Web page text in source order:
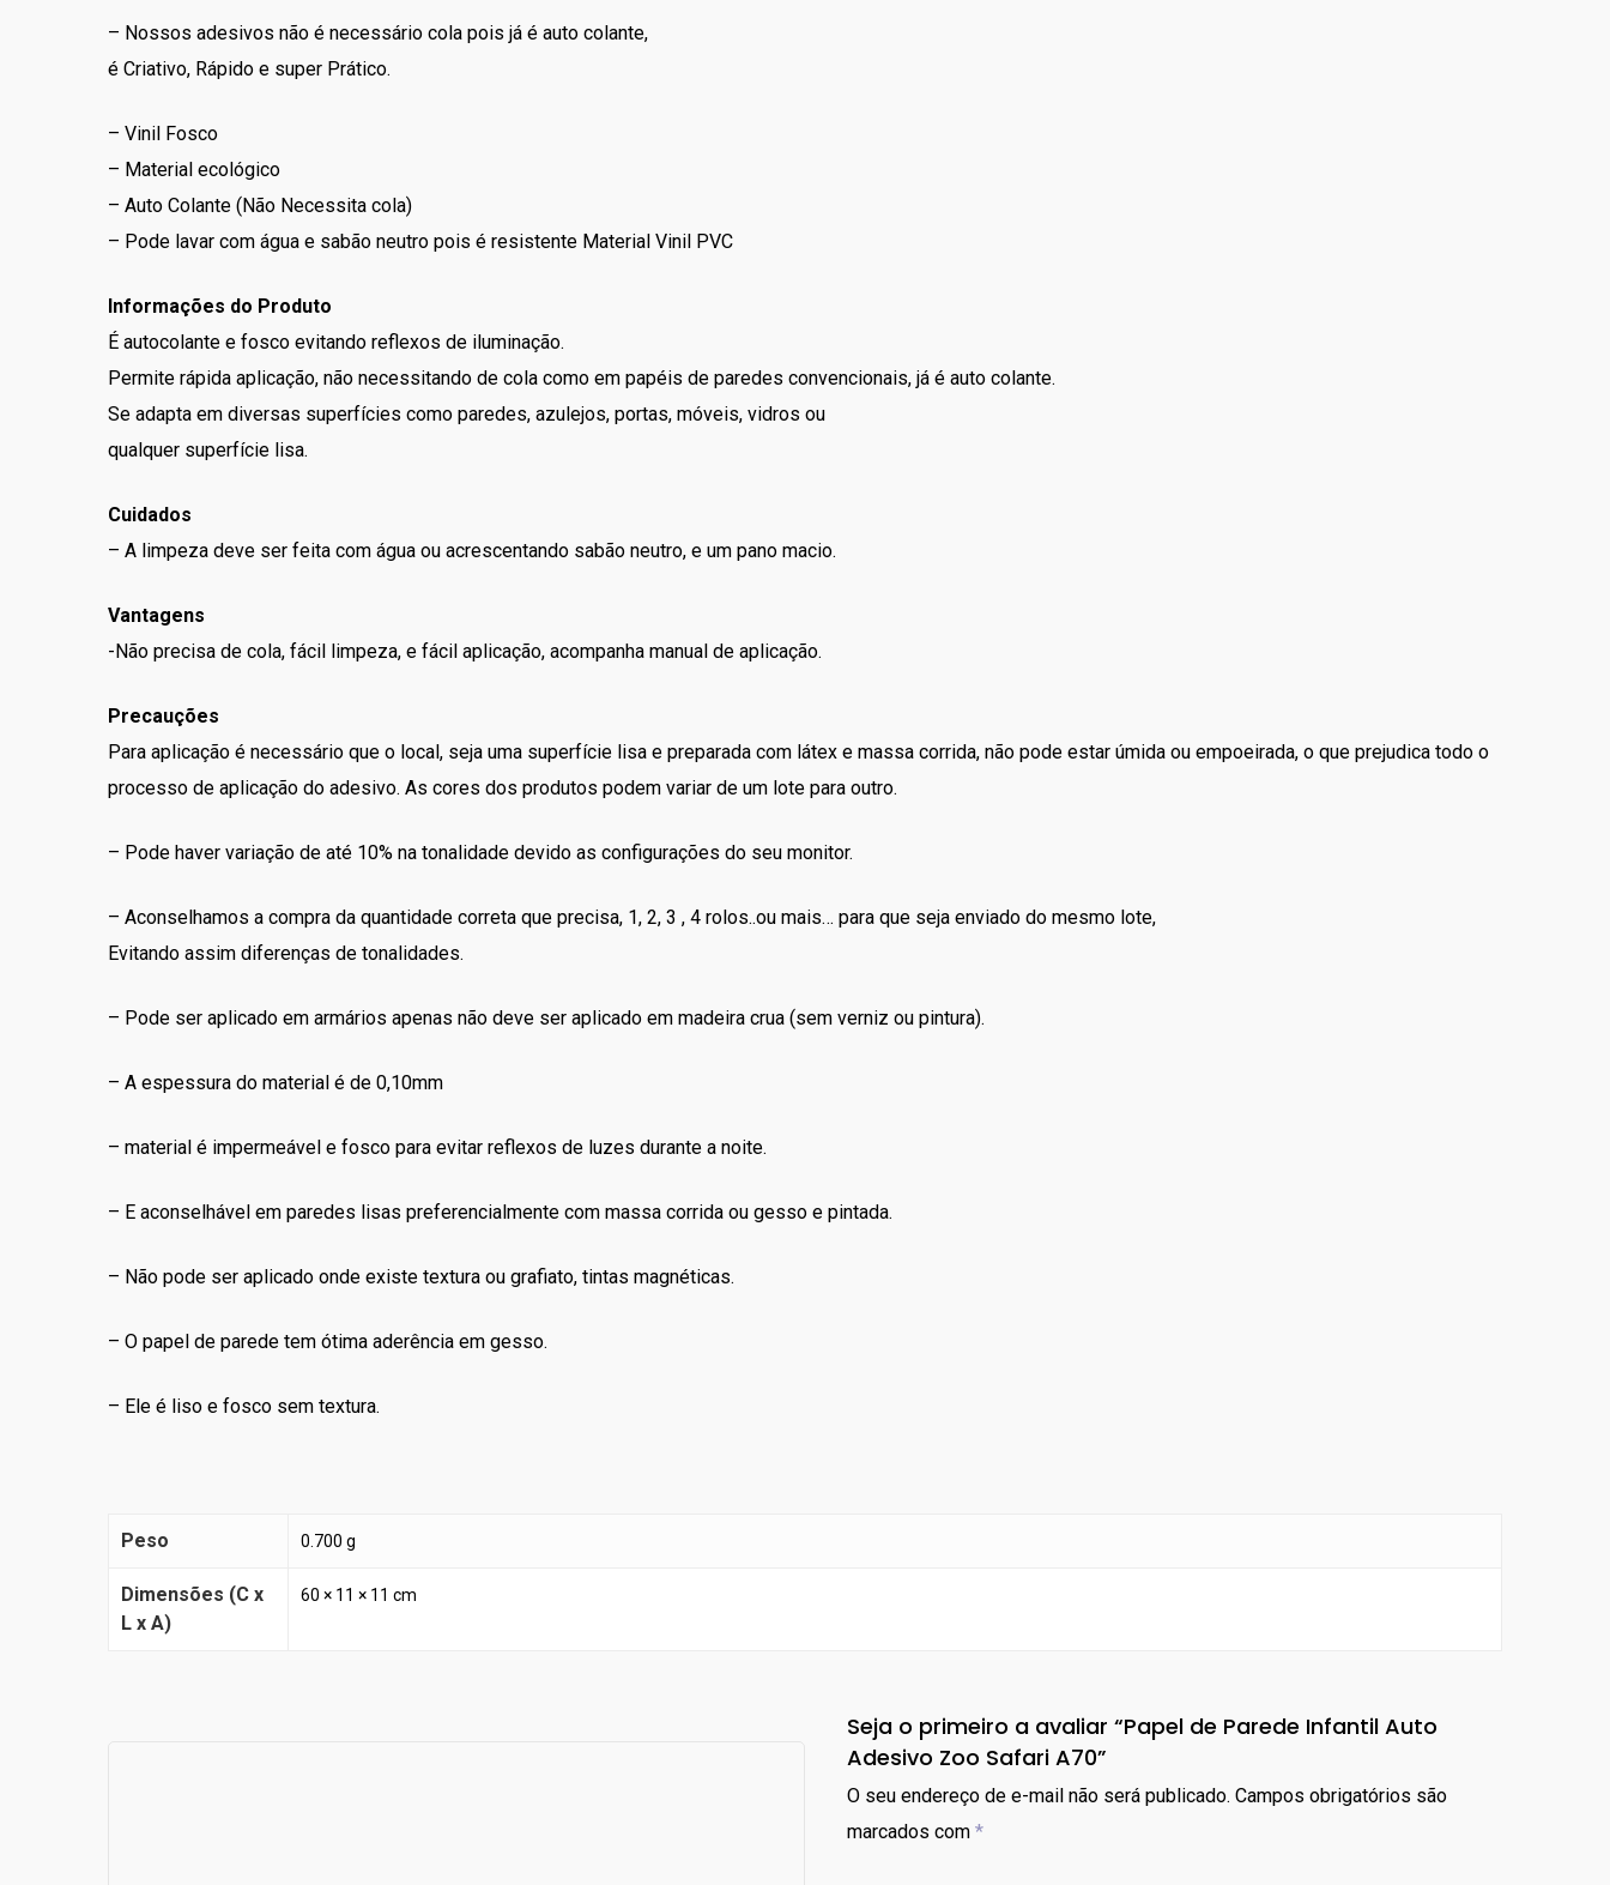
– Nossos adesivos não é necessário cola pois já é auto colante,
é Criativo, Rápido e super Prático.
– Vinil Fosco
– Material ecológico
– Auto Colante (Não Necessita cola)
– Pode lavar com água e sabão neutro pois é resistente Material Vinil PVC
Informações do Produto
É autocolante e fosco evitando reflexos de iluminação.
Permite rápida aplicação, não necessitando de cola como em papéis de paredes convencionais, já é auto colante.
Se adapta em diversas superfícies como paredes, azulejos, portas, móveis, vidros ou
qualquer superfície lisa.
Cuidados
– A limpeza deve ser feita com água ou acrescentando sabão neutro, e um pano macio.
Vantagens
-Não precisa de cola, fácil limpeza, e fácil aplicação, acompanha manual de aplicação.
Precauções
Para aplicação é necessário que o local, seja uma superfície lisa e preparada com látex e massa corrida, não pode estar úmida ou empoeirada, o que prejudica todo o
processo de aplicação do adesivo. As cores dos produtos podem variar de um lote para outro.
– Pode haver variação de até 10% na tonalidade devido as configurações do seu monitor.
– Aconselhamos a compra da quantidade correta que precisa, 1, 2, 3 , 4 rolos..ou mais… para que seja enviado do mesmo lote,
Evitando assim diferenças de tonalidades.
– Pode ser aplicado em armários apenas não deve ser aplicado em madeira crua (sem verniz ou pintura).
– A espessura do material é de 0,10mm
– material é impermeável e fosco para evitar reflexos de luzes durante a noite.
– E aconselhável em paredes lisas preferencialmente com massa corrida ou gesso e pintada.
– Não pode ser aplicado onde existe textura ou grafiato, tintas magnéticas.
– O papel de parede tem ótima aderência em gesso.
– Ele é liso e fosco sem textura.
Peso 0.700 g
Dimensões (C x
L x A)
60 × 11 × 11 cm
Seja o primeiro a avaliar “Papel de Parede Infantil Auto
Adesivo Zoo Safari A70”
O seu endereço de e-mail não será publicado. Campos obrigatórios são
marcados com *